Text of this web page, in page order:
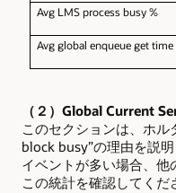
Avg LMS process busy %
Avg global enqueue get time
（２）Global Current
このセクションは、ホ
block busy”の理由を説
イベントが多い場合、
この統計を確認してくだ